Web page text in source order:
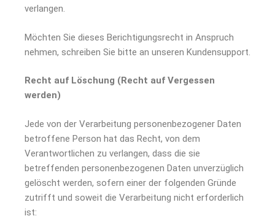
verlangen.
Möchten Sie dieses Berichtigungsrecht in Anspruch
nehmen, schreiben Sie bitte an unseren Kundensupport.
Recht auf Löschung (Recht auf Vergessen
werden)
Jede von der Verarbeitung personenbezogener Daten
betroffene Person hat das Recht, von dem
Verantwortlichen zu verlangen, dass die sie
betreffenden personenbezogenen Daten unverzüglich
gelöscht werden, sofern einer der folgenden Gründe
zutrifft und soweit die Verarbeitung nicht erforderlich
ist: